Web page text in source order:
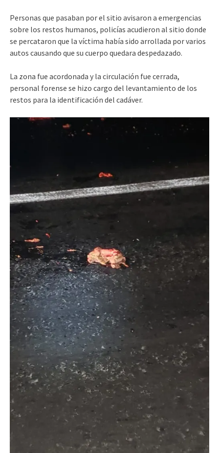
Personas que pasaban por el sitio avisaron a emergencias
sobre los restos humanos, policías acudieron al sitio donde
se percataron que la víctima había sido arrollada por varios
autos causando que su cuerpo quedara despedazado.
La zona fue acordonada y la circulación fue cerrada,
personal forense se hizo cargo del levantamiento de los
restos para la identificación del cadáver.